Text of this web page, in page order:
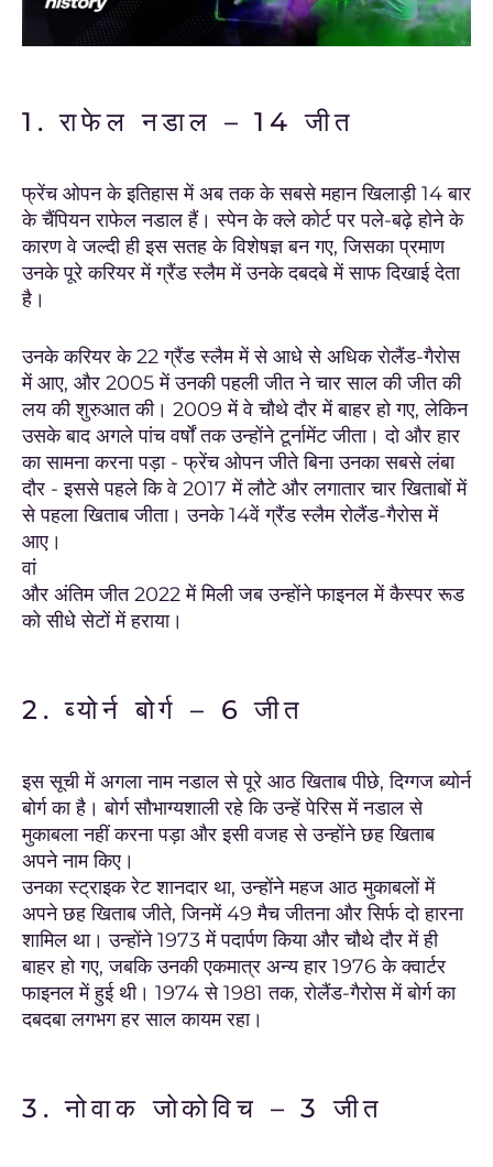
1. राफेल नडाल – 14 जीत
फ्रेंच ओपन के इतिहास में अब तक के सबसे महान खिलाड़ी 14 बार
के चैंपियन राफेल नडाल हैं। स्पेन के क्ले कोर्ट पर पले-बढ़े होने के
कारण वे जल्दी ही इस सतह के विशेषज्ञ बन गए, जिसका प्रमाण
उनके पूरे करियर में ग्रैंड स्लैम में उनके दबदबे में साफ दिखाई देता
है।
उनके करियर के 22 ग्रैंड स्लैम में से आधे से अधिक रोलैंड-गैरोस
में आए, और 2005 में उनकी पहली जीत ने चार साल की जीत की
लय की शुरुआत की। 2009 में वे चौथे दौर में बाहर हो गए, लेकिन
उसके बाद अगले पांच वर्षों तक उन्होंने टूर्नामेंट जीता। दो और हार
का सामना करना पड़ा - फ्रेंच ओपन जीते बिना उनका सबसे लंबा
दौर - इससे पहले कि वे 2017 में लौटे और लगातार चार खिताबों में
से पहला खिताब जीता। उनके 14वें ग्रैंड स्लैम रोलैंड-गैरोस में
आए।
वां
और अंतिम जीत 2022 में मिली जब उन्होंने फाइनल में कैस्पर रूड
को सीधे सेटों में हराया।
2. ब्योर्न बोर्ग – 6 जीत
इस सूची में अगला नाम नडाल से पूरे आठ खिताब पीछे, दिग्गज ब्योर्न
बोर्ग का है। बोर्ग सौभाग्यशाली रहे कि उन्हें पेरिस में नडाल से
मुकाबला नहीं करना पड़ा और इसी वजह से उन्होंने छह खिताब
अपने नाम किए।
उनका स्ट्राइक रेट शानदार था, उन्होंने महज आठ मुकाबलों में
अपने छह खिताब जीते, जिनमें 49 मैच जीतना और सिर्फ दो हारना
शामिल था। उन्होंने 1973 में पदार्पण किया और चौथे दौर में ही
बाहर हो गए, जबकि उनकी एकमात्र अन्य हार 1976 के क्वार्टर
फाइनल में हुई थी। 1974 से 1981 तक, रोलैंड-गैरोस में बोर्ग का
दबदबा लगभग हर साल कायम रहा।
3. नोवाक जोकोविच – 3 जीत